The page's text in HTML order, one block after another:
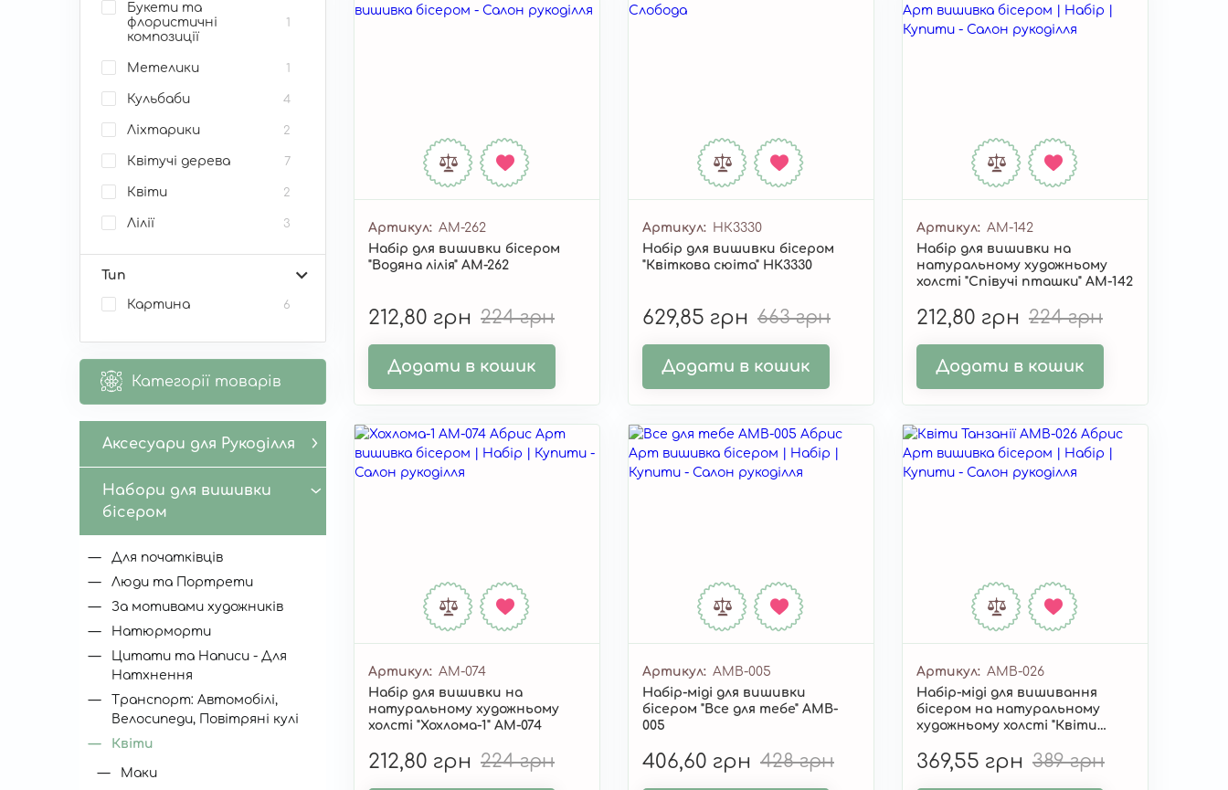
Артикул
AM-262
Набір для вишивки бісером
"Водяна лілія" AM-262
212,80 грн 224 грн
Додати в кошик
Артикул
НК3330
Набір для вишивки бісером
"Квіткова сюіта" НК3330
629,85 грн 663 грн
Додати в кошик
Артикул
AM-142
Набір для вишивки на
натуральному художньому
холсті "Співучі пташки" AM-142
212,80 грн 224 грн
Додати в кошик
Артикул
AM-074
Набір для вишивки на
натуральному художньому
холсті "Хохлома-1" AM-074
212,80 грн 224 грн
Артикул
AMB-005
Набір-міді для вишивки
бісером "Все для тебе" AMB-
005
406,60 грн 428 грн
Артикул
AMB-026
Набір-міді для вишивання
бісером на натуральному
художньому холсті "Квіти
369,55 грн 389 грн
Букети та
флористичні
композиції
1
Метелики 1
Кульбаби 4
Ліхтарики 2
Квітучі дерева 7
Квіти 2
Лілії 3
Конвалії 1
Весняні квіти
Тип
Картина 6
Категорії товарів
Аксесуари для Рукоділля
Набори для вишивки
бісером
Для початківців
Люди та Портрети
За мотивами художників
Натюрморти
Цитати та Написи - Для
Натхнення
Транспорт: Автомобілі,
Велосипеди, Повітряні кулі
Квіти
Маки